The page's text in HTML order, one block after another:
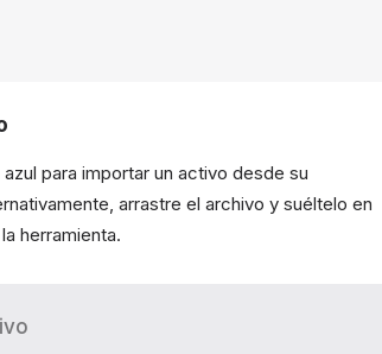
para importar un activo desde su
arrastre el archivo y suéltelo en
herramienta.